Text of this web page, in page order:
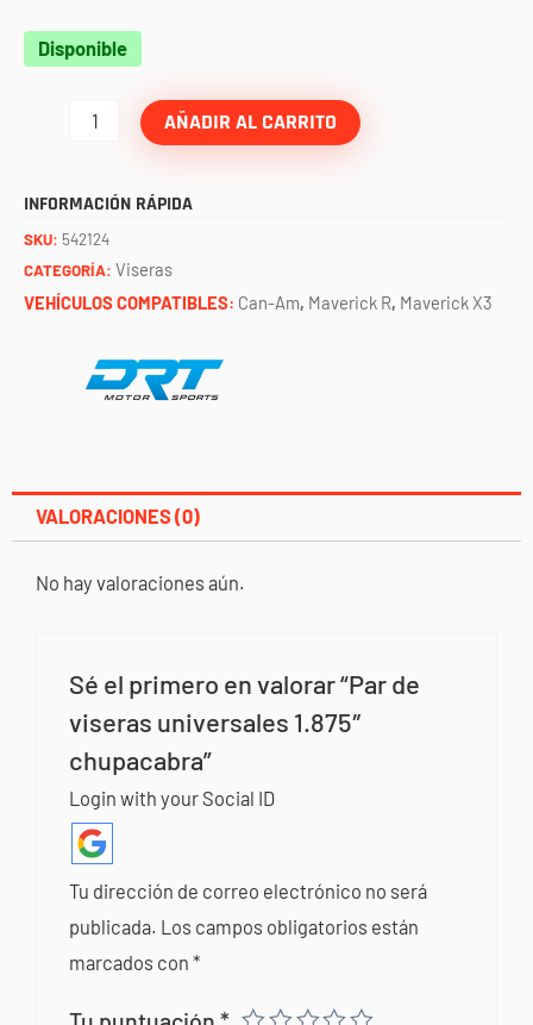
Disponible
Par
cantidad
AÑADIR AL CARRITO
INFORMACIÓN RÁPIDA
SKU: 542124
CATEGORÍA: Viseras
VEHÍCULOS COMPATIBLES: Can-Am, Maverick R, Maverick X3
VALORACIONES (0)
No hay valoraciones aún.
Sé el primero en valorar “Par de
viseras universales 1.875″
chupacabra”
Login with your Social ID
Tu dirección de correo electrónico no será
publicada. Los campos obligatorios están
marcados con*